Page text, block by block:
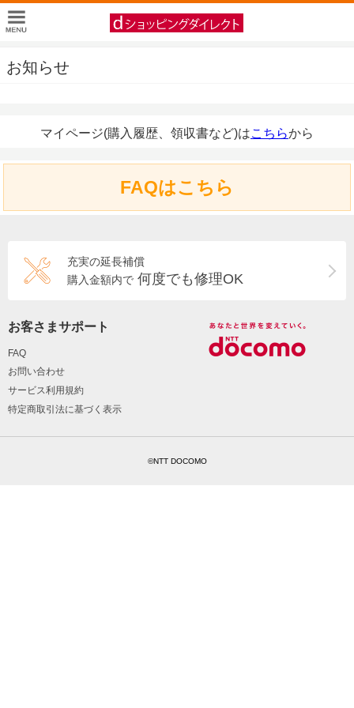
お知らせ
マイページ(購入履歴、領収書など)はこちらから
FAQはこちら
充実の延長補償
購入金額内で 何度でも修理OK
お客さまサポート
FAQ
お問い合わせ
サービス利用規約
特定商取引法に基づく表示
©NTT DOCOMO